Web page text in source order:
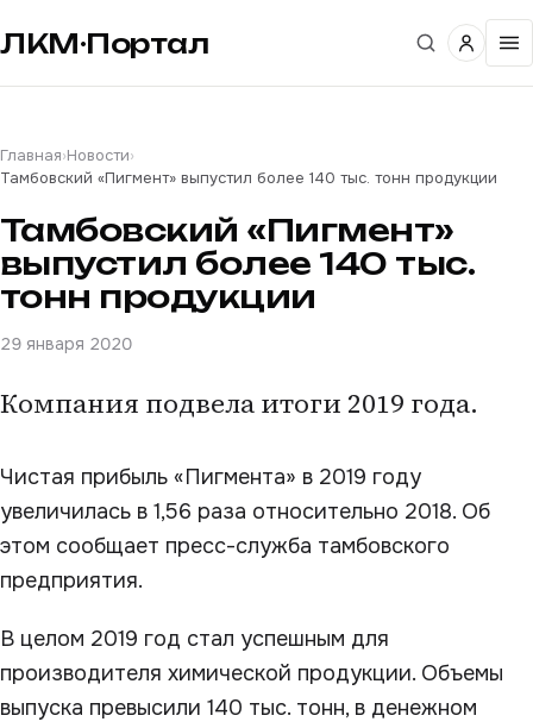
ЛКМ·Портал
Главная›Новости›
Тамбовский «Пигмент» выпустил более 140 тыс. тонн продукции
Тамбовский «Пигмент»
выпустил более 140 тыс.
тонн продукции
29 января 2020
Компания подвела итоги 2019 года.
Чистая прибыль «Пигмента» в 2019 году
увеличилась в 1,56 раза относительно 2018. Об
этом сообщает пресс-служба тамбовского
предприятия.
В целом 2019 год стал успешным для
производителя химической продукции. Объемы
выпуска превысили 140 тыс. тонн, в денежном